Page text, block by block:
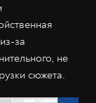
за
не
сюжета.